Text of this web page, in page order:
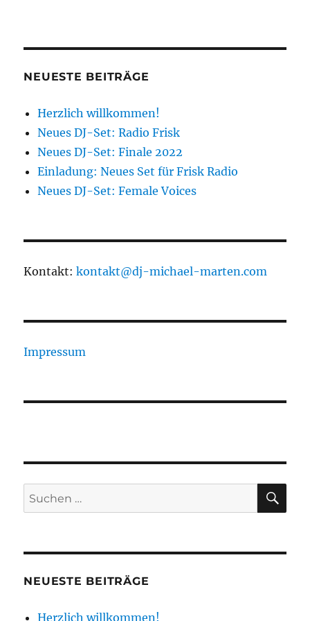
NEUESTE BEITRÄGE
Herzlich willkommen!
Neues DJ-Set: Radio Frisk
Neues DJ-Set: Finale 2022
Einladung: Neues Set für Frisk Radio
Neues DJ-Set: Female Voices
Kontakt:kontakt@dj-michael-marten.com
Impressum
Suchen
nach:
NEUESTE BEITRÄGE
Herzlich willkommen!